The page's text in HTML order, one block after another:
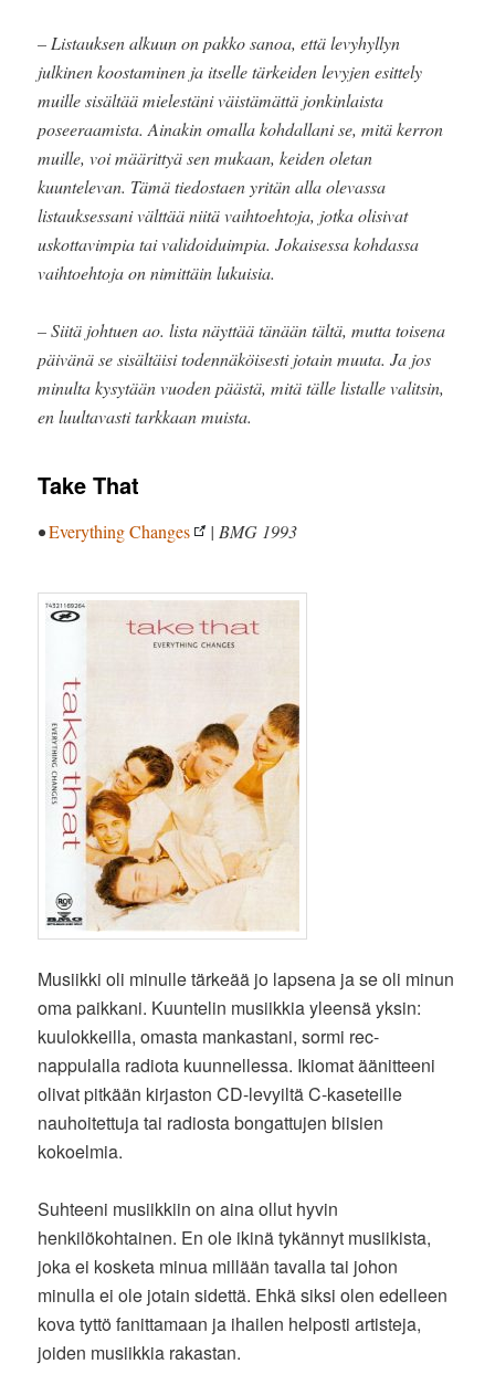
– Listauksen alkuun on pakko sanoa, että levyhyllyn
julkinen koostaminen ja itselle tärkeiden levyjen esittely
muille sisältää mielestäni väistämättä jonkinlaista
poseeraamista. Ainakin omalla kohdallani se, mitä kerron
muille, voi määrittyä sen mukaan, keiden oletan
kuuntelevan. Tämä tiedostaen yritän alla olevassa
listauksessani välttää niitä vaihtoehtoja, jotka olisivat
uskottavimpia tai validoiduimpia. Jokaisessa kohdassa
vaihtoehtoja on nimittäin lukuisia.
– Siitä johtuen ao. lista näyttää tänään tältä, mutta toisena
päivänä se sisältäisi todennäköisesti jotain muuta. Ja jos
minulta kysytään vuoden päästä, mitä tälle listalle valitsin,
en luultavasti tarkkaan muista.
Take That
•Everything Changes | BMG 1993
Musiikki oli minulle tärkeää jo lapsena ja se oli minun
oma paikkani. Kuuntelin musiikkia yleensä yksin:
kuulokkeilla, omasta mankastani, sormi rec-
nappulalla radiota kuunnellessa. Ikiomat äänitteeni
olivat pitkään kirjaston CD-levyiltä C-kaseteille
nauhoitettuja tai radiosta bongattujen biisien
kokoelmia.
Suhteeni musiikkiin on aina ollut hyvin
henkilökohtainen. En ole ikinä tykännyt musiikista,
joka ei kosketa minua millään tavalla tai johon
minulla ei ole jotain sidettä. Ehkä siksi olen edelleen
kova tyttö fanittamaan ja ihailen helposti artisteja,
joiden musiikkia rakastan.